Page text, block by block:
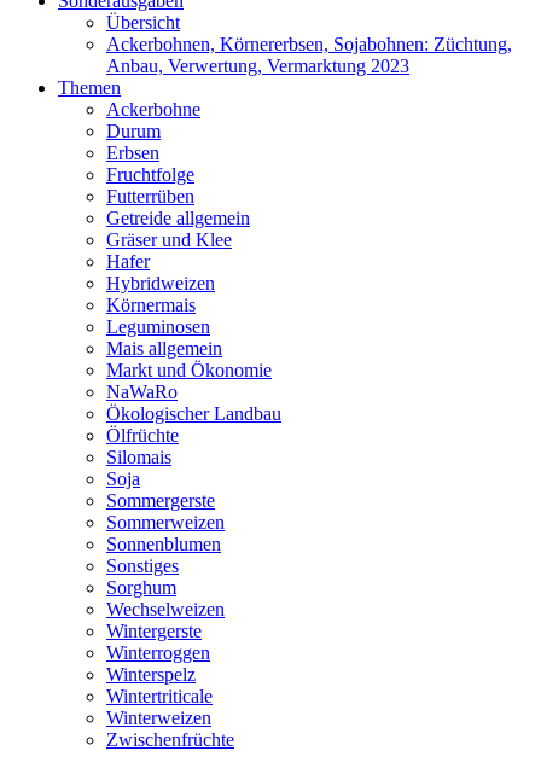
Übersicht
Ackerbohnen, Körnererbsen, Sojabohnen: Züchtung,
Anbau, Verwertung, Vermarktung 2023
Themen
Ackerbohne
Durum
Erbsen
Fruchtfolge
Futterrüben
Getreide allgemein
Gräser und Klee
Hafer
Hybridweizen
Körnermais
Leguminosen
Mais allgemein
Markt und Ökonomie
NaWaRo
Ökologischer Landbau
Ölfrüchte
Silomais
Soja
Sommergerste
Sommerweizen
Sonnenblumen
Sonstiges
Sorghum
Wechselweizen
Wintergerste
Winterroggen
Winterspelz
Wintertriticale
Winterweizen
Zwischenfrüchte